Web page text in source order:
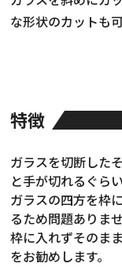
な形状のカットも可
特徴
ガラスを切断した
と手が切れるぐら
ガラスの四方を枠
るため問題ありませ
枠に入れずそのま
をお勧めします。